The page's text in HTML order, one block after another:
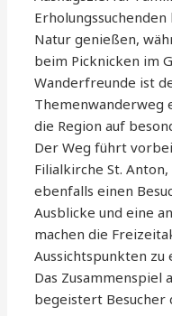
Natur genießen,
beim Picknicken im
Wanderfreunde ist
Themenwanderweg
die Region auf
Der Weg führt
Filialkirche St.
ebenfalls einen
Ausblicke und eine
machen die
Aussichtspunkten
Das Zusammenspiel
begeistert Besucher